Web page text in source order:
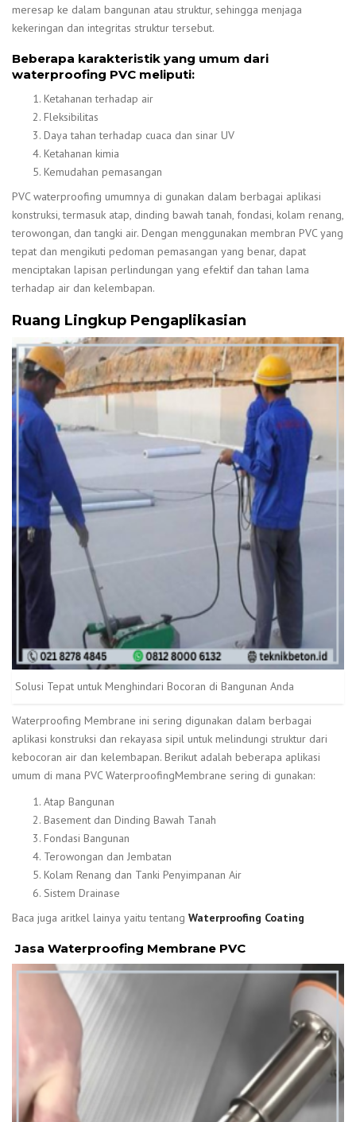
meresap ke dalam bangunan atau struktur, sehingga menjaga
kekeringan dan integritas struktur tersebut.
Beberapa karakteristik yang umum dari
waterproofing PVC meliputi:
Ketahanan terhadap air
Fleksibilitas
Daya tahan terhadap cuaca dan sinar UV
Ketahanan kimia
Kemudahan pemasangan
PVC waterproofing umumnya di gunakan dalam berbagai aplikasi
konstruksi, termasuk atap, dinding bawah tanah, fondasi, kolam renang,
terowongan, dan tangki air. Dengan menggunakan membran PVC yang
tepat dan mengikuti pedoman pemasangan yang benar, dapat
menciptakan lapisan perlindungan yang efektif dan tahan lama
terhadap air dan kelembapan.
Ruang Lingkup Pengaplikasian
Solusi Tepat untuk Menghindari Bocoran di Bangunan Anda
Waterproofing Membrane ini sering digunakan dalam berbagai
aplikasi konstruksi dan rekayasa sipil untuk melindungi struktur dari
kebocoran air dan kelembapan. Berikut adalah beberapa aplikasi
umum di mana PVC WaterproofingMembrane sering di gunakan:
Atap Bangunan
Basement dan Dinding Bawah Tanah
Fondasi Bangunan
Terowongan dan Jembatan
Kolam Renang dan Tanki Penyimpanan Air
Sistem Drainase
Baca juga aritkel lainya yaitu tentang Waterproofing Coating
Jasa Waterproofing Membrane PVC